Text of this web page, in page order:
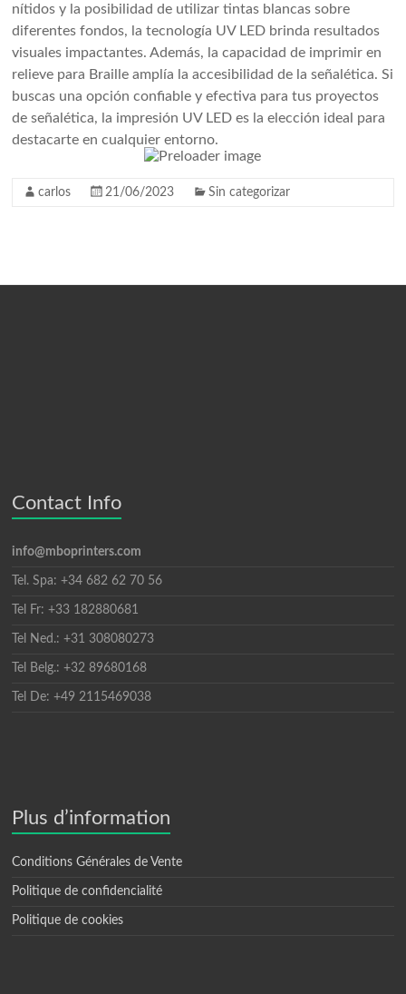
nítidos y la posibilidad de utilizar tintas blancas sobre
diferentes fondos, la tecnología UV LED brinda resultados
visuales impactantes. Además, la capacidad de imprimir en
relieve para Braille amplía la accesibilidad de la señalética. Si
buscas una opción confiable y efectiva para tus proyectos
de señalética, la impresión UV LED es la elección ideal para
destacarte en cualquier entorno.
carlos 21/06/2023 Sin categorizar
Contact Info
info@mboprinters.com
Tel. Spa: +34 682 62 70 56
Tel Fr: +33 182880681
Tel Ned.: +31 308080273
Tel Belg.: +32 89680168
Tel De: +49 2115469038
Plus d’information
Conditions Générales de Vente
Politique de confidencialité
Politique de cookies